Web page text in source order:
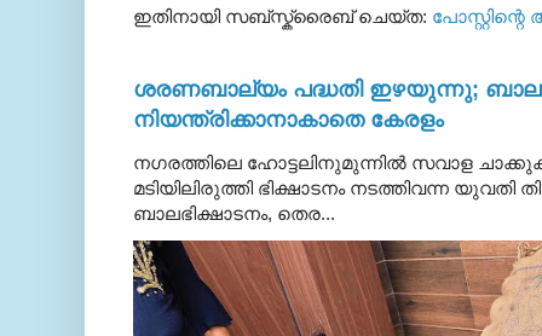
ഇതിനായി സബ്‌സ്ക്രൈബ് ചെയ്ത:
ശരണബാല്യം പദ്ധതി ഇഴയുന്നു;
നിയന്ത്രിക്കാനാകാതെ കേരളം
നഗരത്തിലെ ഹോട്ടലിനുമുന്നിൽ സവാള
മടിയിലിരുത്തി ഭിക്ഷാടനം നടത്തിവന്ന
ബാലഭിക്ഷാടനം, തെര...